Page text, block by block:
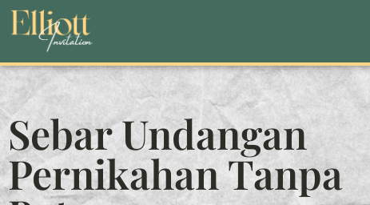
Sebar Undangan
Pernikahan Tanpa